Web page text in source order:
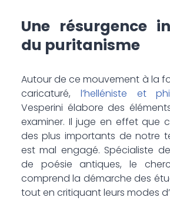
Une résurgence
du puritanisme
Autour de ce mouvement à la
caricaturé, l’helléniste et
Vesperini élabore des
examiner. Il juge en effet que
des plus importants de notre
est mal engagé. Spécialiste
de poésie antiques, le
comprend la démarche des
tout en critiquant leurs modes